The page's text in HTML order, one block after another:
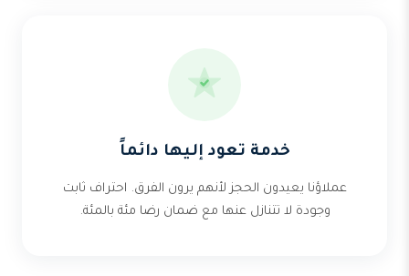
خدمة تعود إليها دائماً
عملاؤنا يعيدون الحجز لأنهم يرون الفرق. احتراف ثابت
وجودة لا تتنازل عنها مع ضمان رضا مئة بالمئة.